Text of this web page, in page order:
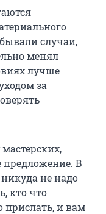
случаи,
менял
лучше
за
предложение. В
не надо
кто что
и вам